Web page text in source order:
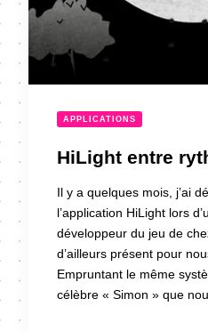
APPLICATIONS
HiLight entre
Il y a quelques mois, j’ai
l’application HiLight lors
développeur du jeu de
d’ailleurs présent pour
Empruntant le même
célèbre « Simon » que